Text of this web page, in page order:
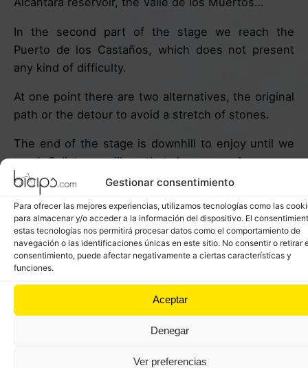
Gestionar consentimiento
Para ofrecer las mejores experiencias, utilizamos tecnologías como las
para almacenar y/o acceder a la información del dispositivo. El
estas tecnologías nos permitirá procesar datos como el comportamiento de
navegación o las identificaciones únicas en este sitio. No consentir o retirar
consentimiento, puede afectar negativamente a ciertas características y
funciones.
Aceptar
Denegar
Ver preferencias
In the second part of the stage we reach the
Puerto de los Castaños, which does not present
any kind of difficulty.
At one point there are two alternatives, the original
path or the detour to avoid a stretch of stones.
The end of the stage is downhill to enjoy until we
reach Galisteo, a village that always surprises.